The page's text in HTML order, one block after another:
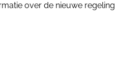
over de nieuwe regeling